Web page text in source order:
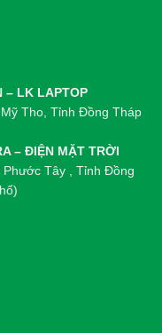
– LK LAPTOP
Tho, Tỉnh Đồng Tháp
– ĐIỆN MẶT TRỜI
Tây , Tỉnh Đồng